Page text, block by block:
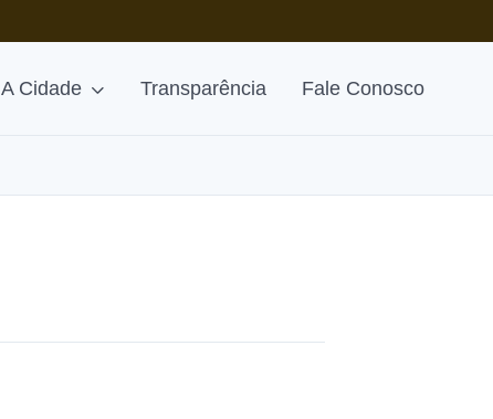
A Cidade Transparência Fale Conosco